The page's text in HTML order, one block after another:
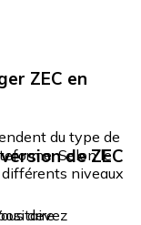
ZEC en
du type de
Selon le
niveaux
de ZEC
devez